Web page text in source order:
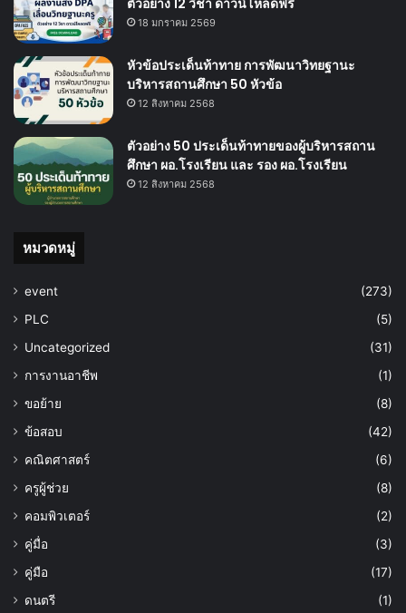
ตัวอย่าง 12 วิชา ดาวน์โหลดฟรี
18 มกราคม 2569
หัวข้อประเด็นท้าทาย การพัฒนาวิทยฐานะ
บริหารสถานศึกษา 50 หัวข้อ
12 สิงหาคม 2568
ตัวอย่าง 50 ประเด็นท้าทายของผู้บริหารสถาน
ศึกษา ผอ.โรงเรียน และ รอง ผอ.โรงเรียน
12 สิงหาคม 2568
หมวดหมู่
event
(273)
PLC
(5)
Uncategorized
(31)
การงานอาชีพ
(1)
ขอย้าย
(8)
ข้อสอบ
(42)
คณิตศาสตร์
(6)
ครูผู้ช่วย
(8)
คอมพิวเตอร์
(2)
คู่มื่อ
(3)
คู่มือ
(17)
ดนตรี
(1)